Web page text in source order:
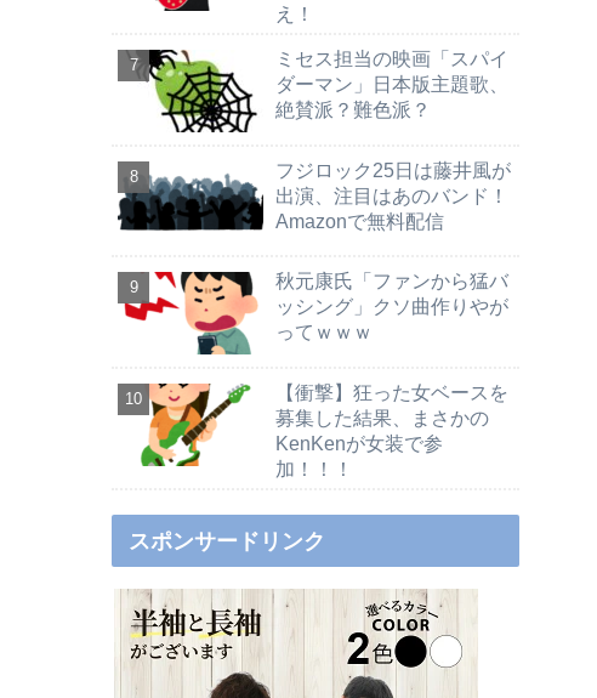
え！
ミセス担当の映画「スパイ
ダーマン」日本版主題歌、
絶賛派？難色派？
フジロック25日は藤井風が
出演、注目はあのバンド！
Amazonで無料配信
秋元康氏「ファンから猛バ
ッシング」クソ曲作りやが
ってｗｗｗ
【衝撃】狂った女ベースを
募集した結果、まさかの
KenKenが女装で参
加！！！
スポンサードリンク